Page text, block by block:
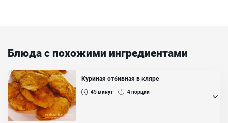
Блюда с похожими ингредиентами
Куриная отбивная в кляре
45минут 4порции